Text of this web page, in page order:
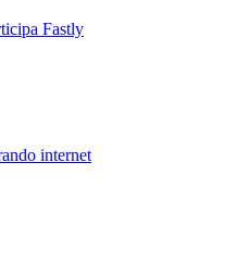
Fastly
internet